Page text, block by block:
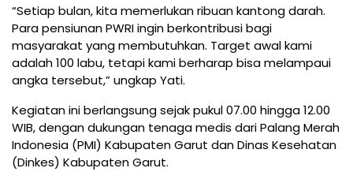
“Setiap bulan, kita memerlukan ribuan kantong darah.
Para pensiunan PWRI ingin berkontribusi bagi
masyarakat yang membutuhkan. Target awal kami
adalah 100 labu, tetapi kami berharap bisa melampaui
angka tersebut,” ungkap Yati.
Kegiatan ini berlangsung sejak pukul 07.00 hingga 12.00
WIB, dengan dukungan tenaga medis dari Palang Merah
Indonesia (PMI) Kabupaten Garut dan Dinas Kesehatan
(Dinkes) Kabupaten Garut.